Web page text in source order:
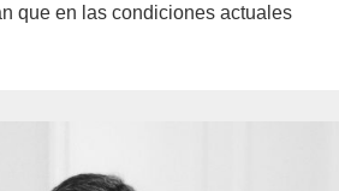
que en las condiciones actuales